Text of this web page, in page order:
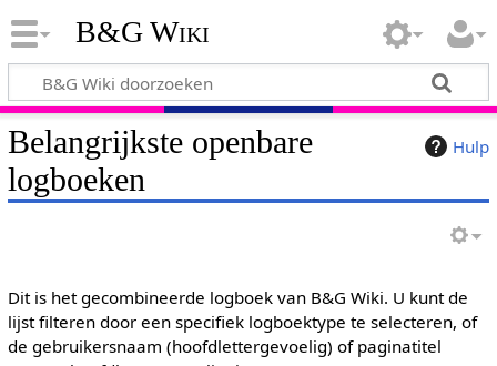
B&G Wiki
Hulp
Belangrijkste openbare
logboeken
Dit is het gecombineerde logboek van B&G Wiki. U kunt de
lijst filteren door een specifiek logboektype te selecteren, of
de gebruikersnaam (hoofdlettergevoelig) of paginatitel